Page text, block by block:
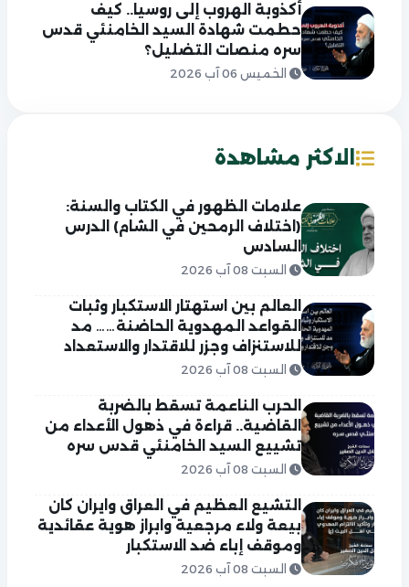
أكذوبة الهروب إلى روسيا.. كيف
حطمت شهادة السيد الخامنئي قدس
سره منصات التضليل؟
الخميس 06 آب 2026
الاكثر مشاهدة
علامات الظهور في الكتاب والسنة:
(اختلاف الرمحين في الشام) الدرس
السادس
السبت 08 آب 2026
العالم بين استهتار الاستكبار وثبات
القواعد المهدوية الحاضنة…… مد
للاستنزاف وجزر للاقتدار والاستعداد
السبت 08 آب 2026
الحرب الناعمة تسقط بالضربة
القاضية.. قراءة في ذهول الأعداء من
تشييع السيد الخامنئي قدس سره
السبت 08 آب 2026
التشيع العظيم في العراق وايران كان
بيعة ولاء مرجعية وابراز هوية عقائدية
وموقف إباء ضد الاستكبار
السبت 08 آب 2026